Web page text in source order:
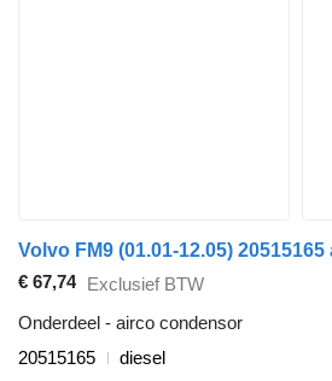
€ 67,74 Exclusief BTW
Onderdeel - airco condensor
20515165
diesel